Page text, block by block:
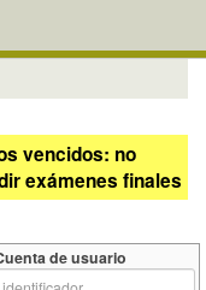
vencidos: no
exámenes finales
de usuario